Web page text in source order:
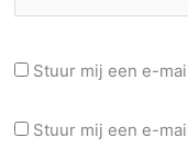
Stuur mij een e-
Stuur mij een e-